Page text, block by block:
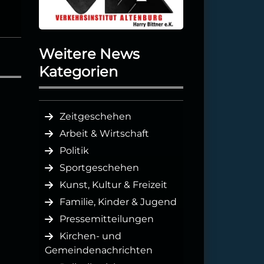
Weitere News
Kategorien
Zeitgeschehen
Arbeit & Wirtschaft
Politik
Sportgeschehen
Kunst, Kultur & Freizeit
Familie, Kinder & Jugend
Pressemitteilungen
Kirchen- und
Gemeindenachrichten